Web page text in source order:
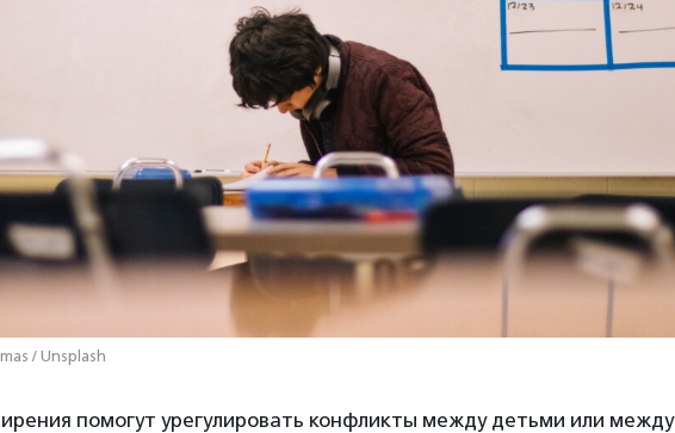
/ Unsplash
помогут урегулировать конфликты между детьми или между